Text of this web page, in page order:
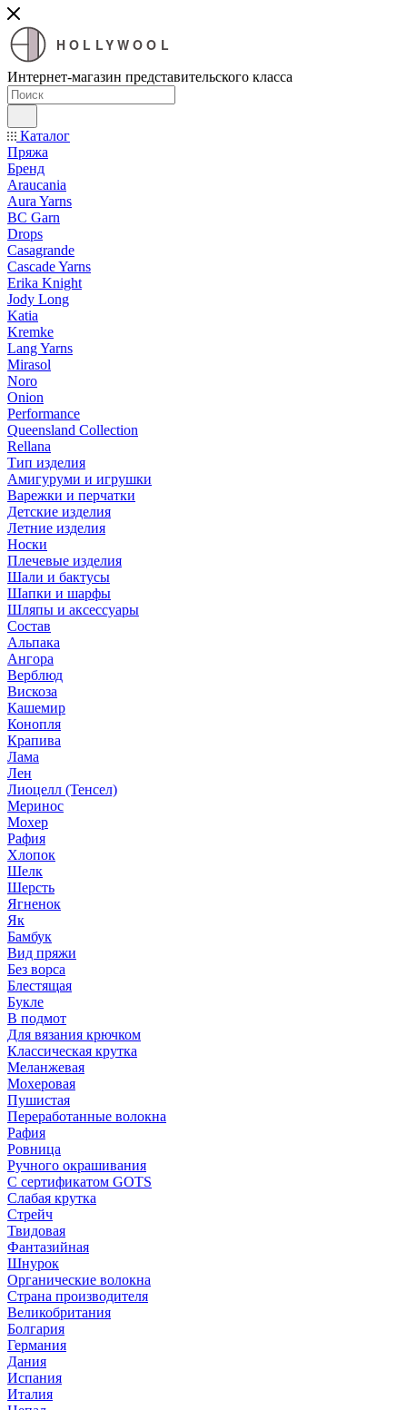
HOLLYWOOL
Интернет-магазин представительского класса
Каталог
Пряжа
Бренд
Araucania
Aura Yarns
BC Garn
Drops
Casagrande
Cascade Yarns
Erika Knight
Jody Long
Katia
Kremke
Lang Yarns
Mirasol
Noro
Onion
Performance
Queensland Collection
Rellana
Тип изделия
Амигуруми и игрушки
Варежки и перчатки
Детские изделия
Летние изделия
Носки
Плечевые изделия
Шали и бактусы
Шапки и шарфы
Шляпы и аксессуары
Состав
Альпака
Ангора
Верблюд
Вискоза
Кашемир
Конопля
Крапива
Лама
Лен
Лиоцелл (Тенсел)
Меринос
Мохер
Рафия
Хлопок
Шелк
Шерсть
Ягненок
Як
Бамбук
Вид пряжи
Без ворса
Блестящая
Букле
В подмот
Для вязания крючком
Классическая крутка
Меланжевая
Мохеровая
Пушистая
Переработанные волокна
Рафия
Ровница
Ручного окрашивания
С сертификатом GOTS
Слабая крутка
Стрейч
Твидовая
Фантазийная
Шнурок
Органические волокна
Страна производителя
Великобритания
Болгария
Германия
Дания
Испания
Италия